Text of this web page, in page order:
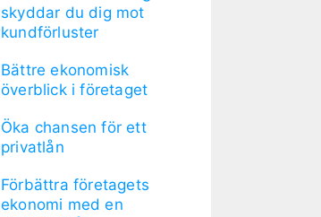
skyddar du dig mot
kundförluster
Bättre ekonomisk
överblick i företaget
Öka chansen för ett
privatlån
Förbättra företagets
ekonomi med en